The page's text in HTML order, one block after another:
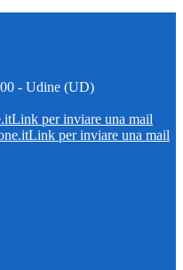
- Udine (UD)
Link per inviare una mail
Link per inviare una mail